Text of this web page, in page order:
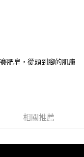
灣大直營門市／銀行轉
由商店將買賣／分期付款
繳交帳款。
的，商店將以您的個人
進項蒐集、處理及利用，
肥皂，從頭到腳的肌膚
相關推薦